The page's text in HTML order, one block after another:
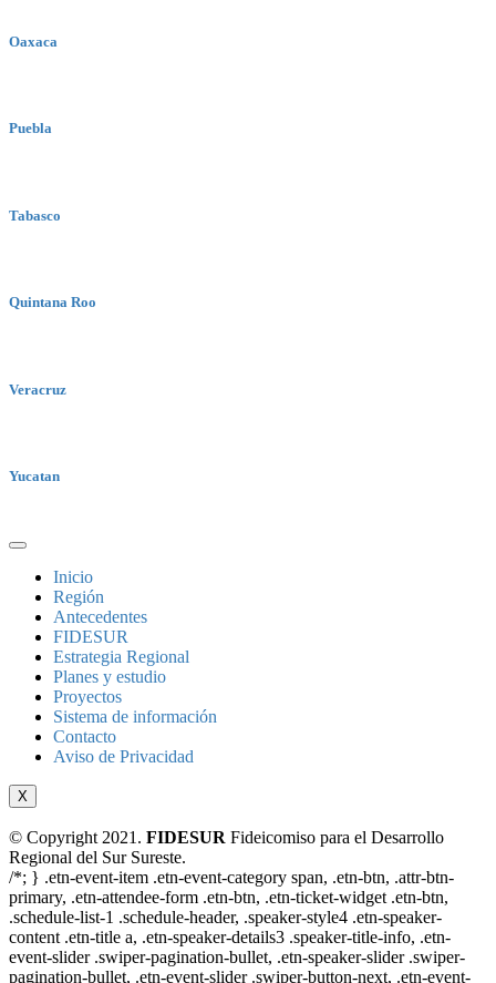
Oaxaca
Puebla
Tabasco
Quintana Roo
Veracruz
Yucatan
Inicio
Región
Antecedentes
FIDESUR
Estrategia Regional
Planes y estudio
Proyectos
Sistema de información
Contacto
Aviso de Privacidad
X
© Copyright 2021. FIDESUR Fideicomiso para el Desarrollo
Regional del Sur Sureste.
/*; } .etn-event-item .etn-event-category span, .etn-btn, .attr-btn-
primary, .etn-attendee-form .etn-btn, .etn-ticket-widget .etn-btn,
.schedule-list-1 .schedule-header, .speaker-style4 .etn-speaker-
content .etn-title a, .etn-speaker-details3 .speaker-title-info, .etn-
event-slider .swiper-pagination-bullet, .etn-speaker-slider .swiper-
pagination-bullet, .etn-event-slider .swiper-button-next, .etn-event-